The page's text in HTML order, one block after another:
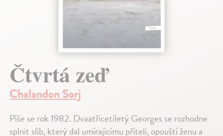
Čtvrtá zeď
Chalandon Sorj
Píše se rok 1982. Dvaatřicetiletý Georges se rozhodne
splnit slib, který dal umírajícímu příteli, opouští ženu a